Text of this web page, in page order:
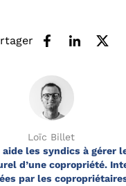
Loïc Billet
les syndics à gérer
d’une copropriété.
par les